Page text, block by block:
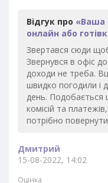
Відгук про «Ваша
онлайн або
Звертався сюди
Звернувся в офіс
доходи не треба.
швидко погодили і
день. Подобається
комісій та
потрібно
Дмитрий
15-08-2022, 14:02
Оцінка